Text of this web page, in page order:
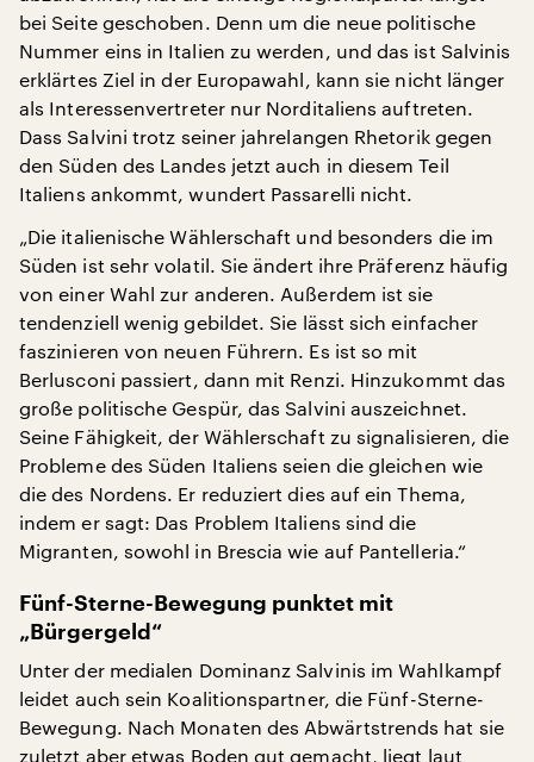
bei Seite geschoben. Denn um die neue politische
Nummer eins in Italien zu werden, und das ist Salvinis
erklärtes Ziel in der Europawahl, kann sie nicht länger
als Interessenvertreter nur Norditaliens auftreten.
Dass Salvini trotz seiner jahrelangen Rhetorik gegen
den Süden des Landes jetzt auch in diesem Teil
Italiens ankommt, wundert Passarelli nicht.
„Die italienische Wählerschaft und besonders die im
Süden ist sehr volatil. Sie ändert ihre Präferenz häufig
von einer Wahl zur anderen. Außerdem ist sie
tendenziell wenig gebildet. Sie lässt sich einfacher
faszinieren von neuen Führern. Es ist so mit
Berlusconi passiert, dann mit Renzi. Hinzukommt das
große politische Gespür, das Salvini auszeichnet.
Seine Fähigkeit, der Wählerschaft zu signalisieren, die
Probleme des Süden Italiens seien die gleichen wie
die des Nordens. Er reduziert dies auf ein Thema,
indem er sagt: Das Problem Italiens sind die
Migranten, sowohl in Brescia wie auf Pantelleria.“
Fünf-Sterne-Bewegung punktet mit
„Bürgergeld“
Unter der medialen Dominanz Salvinis im Wahlkampf
leidet auch sein Koalitionspartner, die Fünf-Sterne-
Bewegung. Nach Monaten des Abwärtstrends hat sie
zuletzt aber etwas Boden gut gemacht, liegt laut